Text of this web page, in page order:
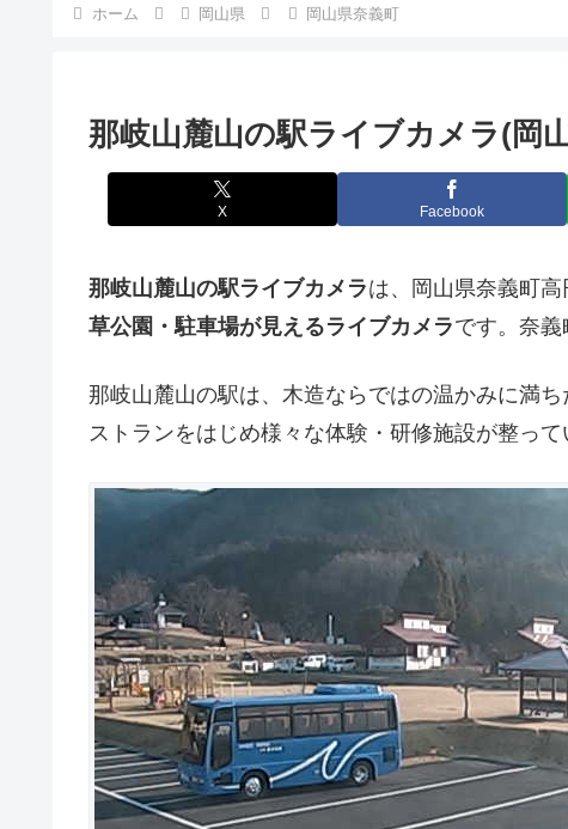
ホーム 岡山県 岡山県奈義町
那岐山麓山の駅ライブカメラ(岡
X Facebook
那岐山麓山の駅ライブカメラは、岡山県奈義町
草公園・駐車場が見えるライブカメラです。奈義
那岐山麓山の駅は、木造ならではの温かみに満
ストランをはじめ様々な体験・研修施設が整って